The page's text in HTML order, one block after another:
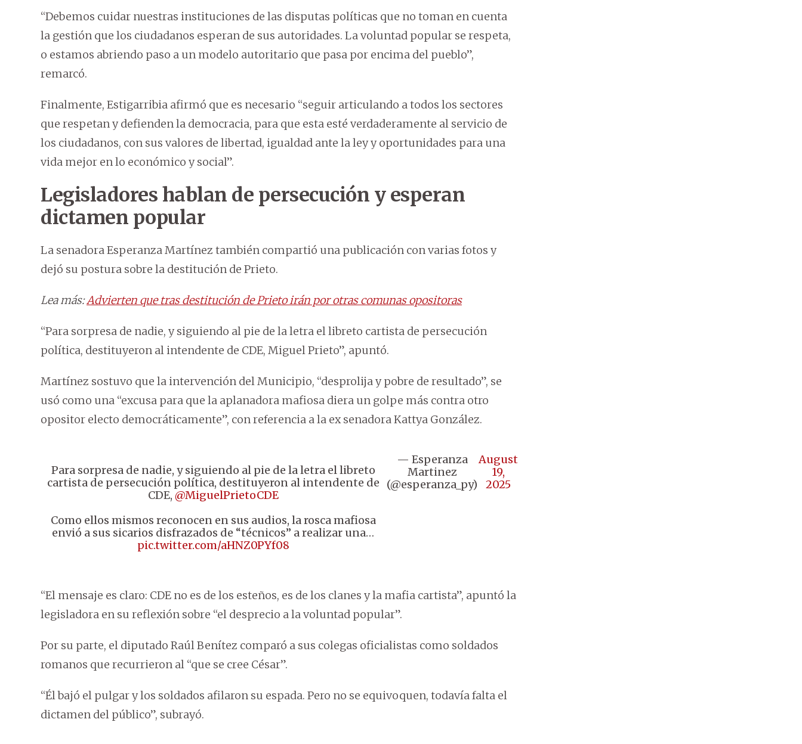
“Debemos cuidar nuestras instituciones de las disputas políticas que no toman en cuenta
la gestión que los ciudadanos esperan de sus autoridades. La voluntad popular se respeta,
o estamos abriendo paso a un modelo autoritario que pasa por encima del pueblo”,
remarcó.
Finalmente, Estigarribia afirmó que es necesario “seguir articulando a todos los sectores
que respetan y defienden la democracia, para que esta esté verdaderamente al servicio de
los ciudadanos, con sus valores de libertad, igualdad ante la ley y oportunidades para una
vida mejor en lo económico y social”.
Legisladores hablan de persecución y esperan
dictamen popular
La senadora Esperanza Martínez también compartió una publicación con varias fotos y
dejó su postura sobre la destitución de Prieto.
Lea más:Advierten que tras destitución de Prieto irán por otras comunas opositoras
“Para sorpresa de nadie, y siguiendo al pie de la letra el libreto cartista de persecución
política, destituyeron al intendente de CDE, Miguel Prieto”, apuntó.
Martínez sostuvo que la intervención del Municipio, “desprolija y pobre de resultado”, se
usó como una “excusa para que la aplanadora mafiosa diera un golpe más contra otro
opositor electo democráticamente”, con referencia a la ex senadora Kattya González.
Para sorpresa de nadie, y siguiendo al pie de la letra el libreto
cartista de persecución política, destituyeron al intendente de
CDE, @MiguelPrietoCDE
Como ellos mismos reconocen en sus audios, la rosca mafiosa
envió a sus sicarios disfrazados de “técnicos” a realizar una…
pic.twitter.com/aHNZ0PYf08
— Esperanza
Martinez
(@esperanza_py)
August
19,
2025
“El mensaje es claro: CDE no es de los esteños, es de los clanes y la mafia cartista”, apuntó la
legisladora en su reflexión sobre “el desprecio a la voluntad popular”.
Por su parte, el diputado Raúl Benítez comparó a sus colegas oficialistas como soldados
romanos que recurrieron al “que se cree César”.
“Él bajó el pulgar y los soldados afilaron su espada. Pero no se equivoquen, todavía falta el
dictamen del público”, subrayó.